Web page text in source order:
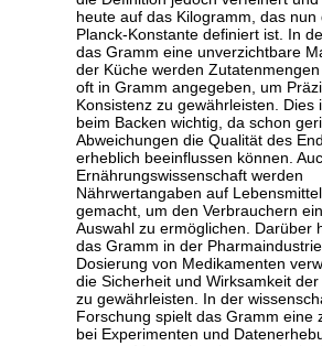
heute auf das Kilogramm, das nun
Planck-Konstante definiert ist. In
das Gramm eine unverzichtbare
der Küche werden
oft in Gramm angegeben, um
Konsistenz zu gewährleisten. Dies
beim Backen wichtig, da schon
Abweichungen die Qualität des
erheblich beeinflussen können.
Ernährungswissenschaft werden
Nährwertangaben auf
gemacht, um den Verbrauchern
Auswahl zu ermöglichen. Darüber
das Gramm in der
Dosierung von Medikamenten
die Sicherheit und Wirksamkeit
zu gewährleisten. In der
Forschung spielt das Gramm eine
bei Experimenten und